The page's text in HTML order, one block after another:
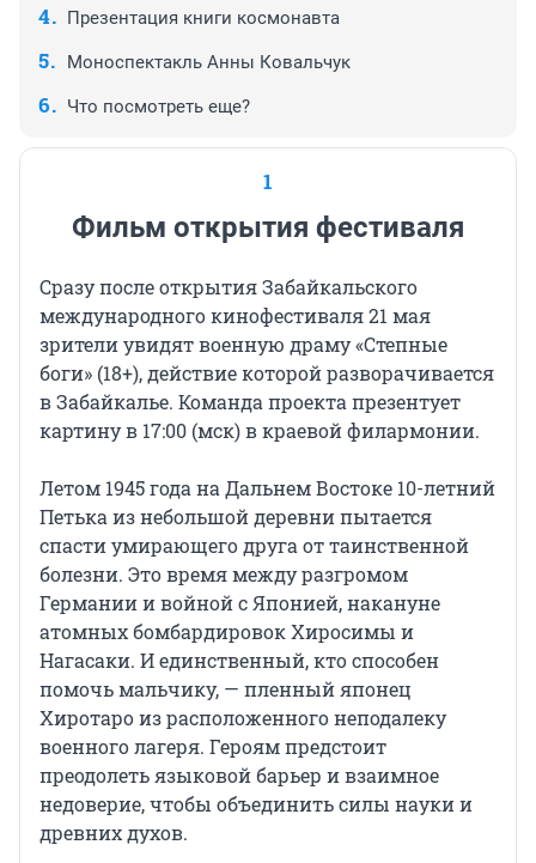
Презентация книги космонавта
Моноспектакль Анны Ковальчук
Что посмотреть еще?
1
Фильм открытия фестиваля
Сразу после открытия Забайкальского
международного кинофестиваля 21 мая
зрители увидят военную драму «Степные
боги» (18+), действие которой разворачивается
в Забайкалье. Команда проекта презентует
картину в 17:00 (мск) в краевой филармонии.
Летом 1945 года на Дальнем Востоке 10-летний
Петька из небольшой деревни пытается
спасти умирающего друга от таинственной
болезни. Это время между разгромом
Германии и войной с Японией, накануне
атомных бомбардировок Хиросимы и
Нагасаки. И единственный, кто способен
помочь мальчику, — пленный японец
Хиротаро из расположенного неподалеку
военного лагеря. Героям предстоит
преодолеть языковой барьер и взаимное
недоверие, чтобы объединить силы науки и
древних духов.